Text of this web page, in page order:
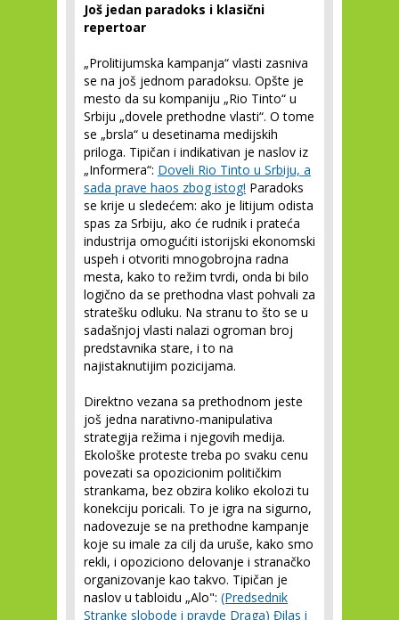
Još jedan paradoks i klasični
repertoar
„Prolitijumska kampanja“ vlasti zasniva
se na još jednom paradoksu. Opšte je
mesto da su kompaniju „Rio Tinto“ u
Srbiju „dovele prethodne vlasti“. O tome
se „brsla“ u desetinama medijskih
priloga. Tipičan i indikativan je naslov iz
„Informera“: Doveli Rio Tinto u Srbiju, a
sada prave haos zbog istog! Paradoks
se krije u sledećem: ako je litijum odista
spas za Srbiju, ako će rudnik i prateća
industrija omogućiti istorijski ekonomski
uspeh i otvoriti mnogobrojna radna
mesta, kako to režim tvrdi, onda bi bilo
logično da se prethodna vlast pohvali za
stratešku odluku. Na stranu to što se u
sadašnjoj vlasti nalazi ogroman broj
predstavnika stare, i to na
najistaknutijim pozicijama.
Direktno vezana sa prethodnom jeste
još jedna narativno-manipulativa
strategija režima i njegovih medija.
Ekološke proteste treba po svaku cenu
povezati sa opozicionim političkim
strankama, bez obzira koliko ekolozi tu
konekciju poricali. To je igra na sigurno,
nadovezuje se na prethodne kampanje
koje su imale za cilj da uruše, kako smo
rekli, i opoziciono delovanje i stranačko
organizovanje kao takvo. Tipičan je
naslov u tabloidu „Alo": (Predsednik
Stranke slobode i pravde Draga) Đilas i